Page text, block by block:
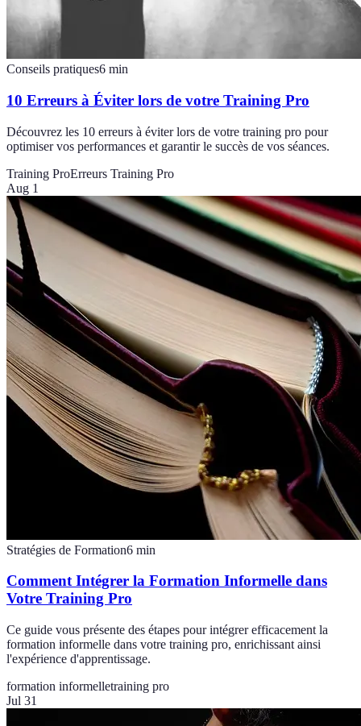
Conseils pratiques6 min
10 Erreurs à Éviter lors de votre Training Pro
Découvrez les 10 erreurs à éviter lors de votre training pro pour
optimiser vos performances et garantir le succès de vos séances.
Training ProErreurs Training Pro
Aug 1
Stratégies de Formation6 min
Comment Intégrer la Formation Informelle dans
Votre Training Pro
Ce guide vous présente des étapes pour intégrer efficacement la
formation informelle dans votre training pro, enrichissant ainsi
l'expérience d'apprentissage.
formation informelletraining pro
Jul 31